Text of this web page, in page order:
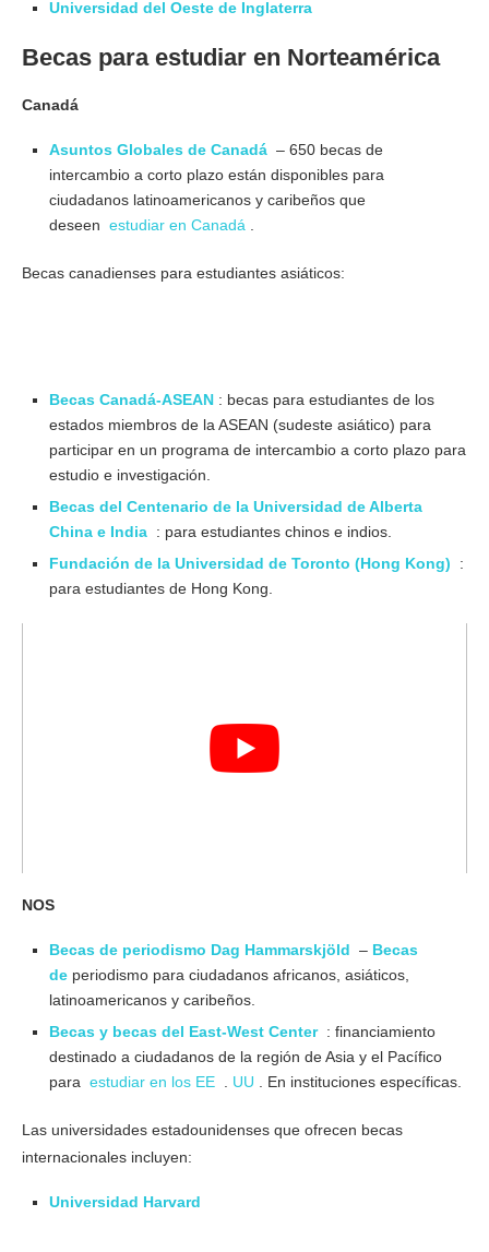
Universidad del Oeste de Inglaterra
Becas para estudiar en Norteamérica
Canadá
Asuntos Globales de Canadá – 650 becas de
intercambio a corto plazo están disponibles para
ciudadanos latinoamericanos y caribeños que
deseen estudiar en Canadá
Becas canadienses para estudiantes asiáticos:
Becas Canadá-ASEAN : becas para estudiantes de los
estados miembros de la ASEAN (sudeste asiático) para
participar en un programa de intercambio a corto plazo para
estudio e investigación.
Becas del Centenario de la Universidad de Alberta
China e India : para estudiantes chinos e indios.
Fundación de la Universidad de Toronto (Hong Kong) :
para estudiantes de Hong Kong.
NOS
Becas de periodismo Dag Hammarskjöld – Becas
de periodismo para ciudadanos africanos, asiáticos,
latinoamericanos y caribeños.
Becas y becas del East-West Center: financiamiento
destinado a ciudadanos de la región de Asia y el Pacífico
para estudiar en los EE UU . En instituciones específicas.
Las universidades estadounidenses que ofrecen becas
internacionales incluyen:
Universidad Harvard